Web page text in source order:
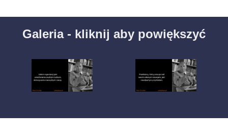
Galeria - kliknij aby powiększyć